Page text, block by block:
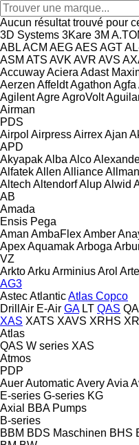
Aucun résultat trouvé pour
3D Systems 3Kare 3M
ABLACM AEGAES AGT
ASM ATS AVK AVR AVS
AccuwayAciera Adast
Aerzen AffeldtAgathon Agfa
AgilentAgreAgroVolt
Airman
PDS
Airpol AirpressAirrexAjan
APD
AkyapakAlba Alco
AlfatekAllen Alliance
Altech AltendorfAlupAlwid
AB
Amada
Ensis Pega
Aman AmbaFlexAmber
ApexAquamakArboga
VZ
ArktoArku ArminiusArol
AG3
AstecAtlanticAtlas Copco
DrillAir E-Air GA LT QAS
XAS XATS XAVS XRHS
Atlas
QAS W series XAS
Atmos
PDP
AuerAutomaticAveryAvia
E-series G-series KG
Axial
BBA Pumps
B-series
BBM BDS Maschinen BHS